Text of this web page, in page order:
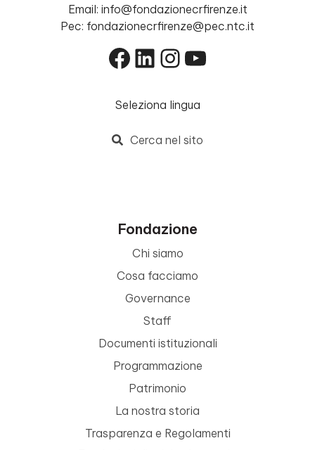
Email: info@fondazionecrfirenze.it
Pec: fondazionecrfirenze@pec.ntc.it
Facebook
LinkedIn
Instagram
YouTube
Seleziona lingua
Cerca nel sito
Fondazione
Chi siamo
Cosa facciamo
Governance
Staff
Documenti istituzionali
Programmazione
Patrimonio
La nostra storia
Trasparenza e Regolamenti